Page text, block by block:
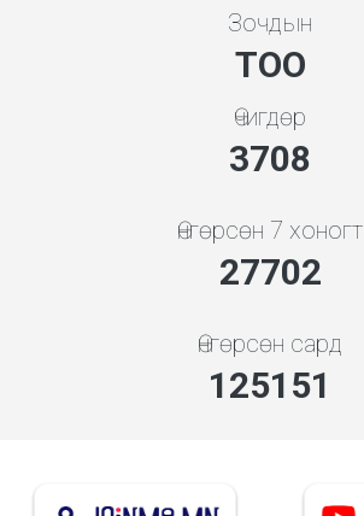
Зочдын
ТОО
Өчигдөр
4136
Өнгөрсөн 7 хоногт
30899
Өнгөрсөн сард
139592